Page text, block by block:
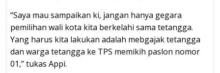
“Saya mau sampaikan ki, jangan hanya gegara
pemilihan wali kota kita berkelahi sama tetangga.
Yang harus kita lakukan adalah mebgajak tetangga
dan warga tetangga ke TPS memikih paslon nomor
01,” tukas Appi.